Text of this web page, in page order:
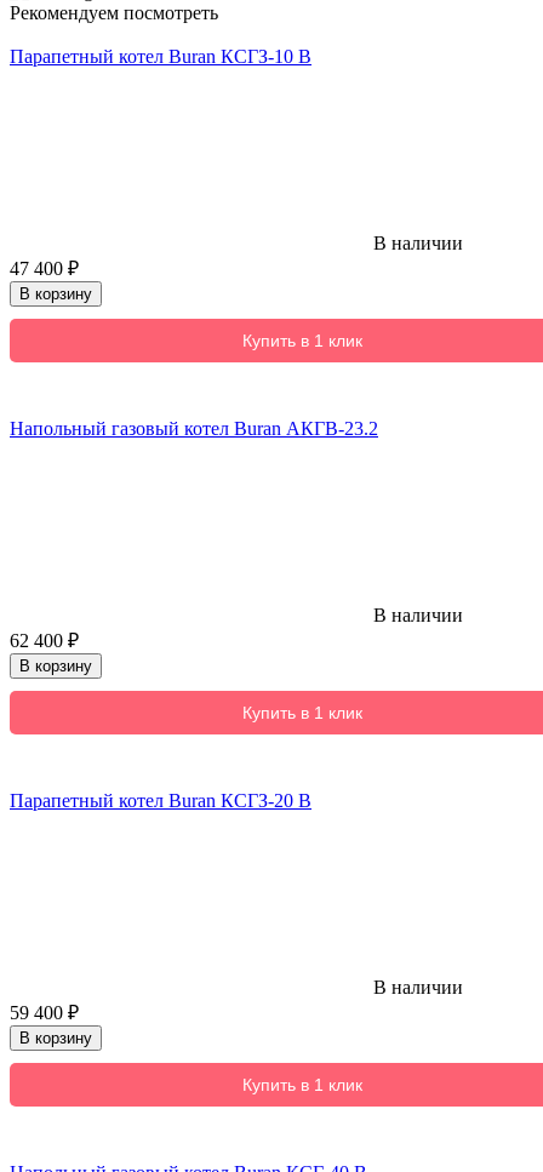
Рекомендуем посмотреть
Парапетный котел Buran КСГЗ-10 В
В наличии
47 400 ₽
В корзину
Купить в 1 клик
Напольный газовый котел Buran АКГВ-23.2
В наличии
62 400 ₽
В корзину
Купить в 1 клик
Парапетный котел Buran КСГЗ-20 В
В наличии
59 400 ₽
В корзину
Купить в 1 клик